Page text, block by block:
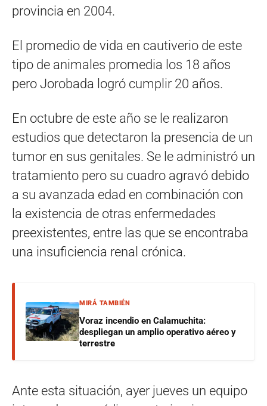
provincia en 2004.
El promedio de vida en cautiverio de este
tipo de animales promedia los 18 años
pero Jorobada logró cumplir 20 años.
En octubre de este año se le realizaron
estudios que detectaron la presencia de un
tumor en sus genitales. Se le administró un
tratamiento pero su cuadro agravó debido
a su avanzada edad en combinación con
la existencia de otras enfermedades
preexistentes, entre las que se encontraba
una insuficiencia renal crónica.
MIRÁ TAMBIÉN
Voraz incendio en Calamuchita:
despliegan un amplio operativo aéreo y
terrestre
Ante esta situación, ayer jueves un equipo